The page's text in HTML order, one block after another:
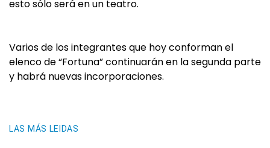
esto sólo será en un teatro.
Varios de los integrantes que hoy conforman el
elenco de “Fortuna” continuarán en la segunda parte
y habrá nuevas incorporaciones.
LAS MÁS LEIDAS